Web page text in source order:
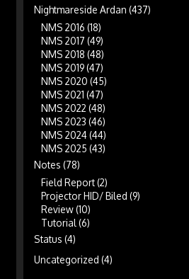
Nightmareside Ardan (437)
NMS 2016 (18)
NMS 2017 (49)
NMS 2018 (48)
NMS 2019(47)
NMS 2020 (45)
NMS 2021 (47)
NMS 2022 (48)
NMS 2023 (46)
NMS 2024(44)
NMS 2025 (43)
Notes (78)
Field Report(2)
Projector HID/ Biled (9)
Review(10)
Tutorial (6)
Status (4)
Uncategorized (4)